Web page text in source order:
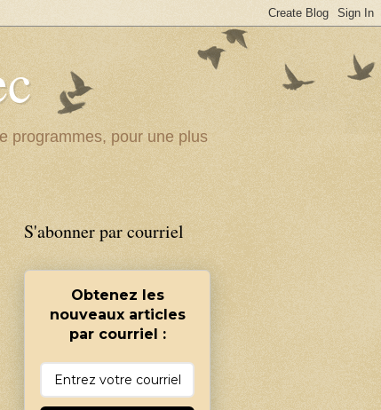
programmes, pour une plus
S'abonner par courriel
Obtenez les
nouveaux articles
par courriel :